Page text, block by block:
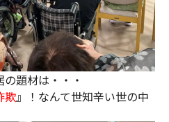
題材は・・・
欺』！なんて世知辛い世の中